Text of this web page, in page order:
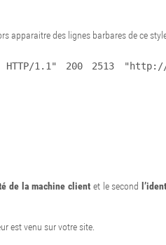
apparaitre des lignes barbares de ce
1.1" 200 2513
de la machine client et le second
est venu sur votre site.